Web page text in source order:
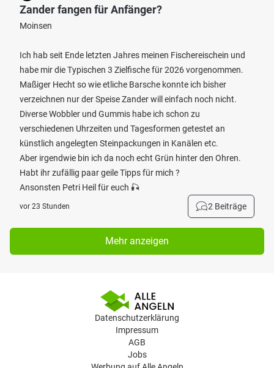
Zander fangen für Anfänger?
Moinsen
Ich hab seit Ende letzten Jahres meinen Fischereischein und
habe mir die Typischen 3 Zielfische für 2026 vorgenommen.
Maßiger Hecht so wie etliche Barsche konnte ich bisher
verzeichnen nur der Speise Zander will einfach noch nicht.
Diverse Wobbler und Gummis habe ich schon zu
verschiedenen Uhrzeiten und Tagesformen getestet an
künstlich angelegten Steinpackungen in Kanälen etc.
Aber irgendwie bin ich da noch echt Grün hinter den Ohren.
Habt ihr zufällig paar geile Tipps für mich ?
Ansonsten Petri Heil für euch 🎣
vor 23 Stunden 2 Beiträge
Mehr anzeigen
Datenschutzerklärung
Impressum
AGB
Jobs